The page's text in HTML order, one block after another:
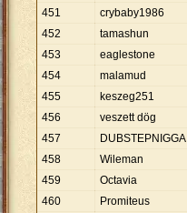
451
crybaby1986
452
tamashun
453
eaglestone
454
malamud
455
keszeg251
456
veszett dög
457
DUBSTEPNIGGA
458
Wileman
459
Octavia
460
Promiteus